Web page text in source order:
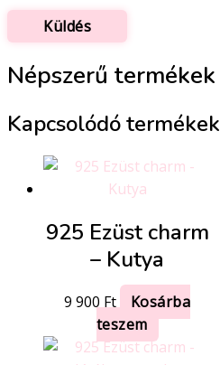
Népszerű termékek
Kapcsolódó termékek
925 Ezüst charm
– Kutya
9 900 Ft
Kosárba
teszem